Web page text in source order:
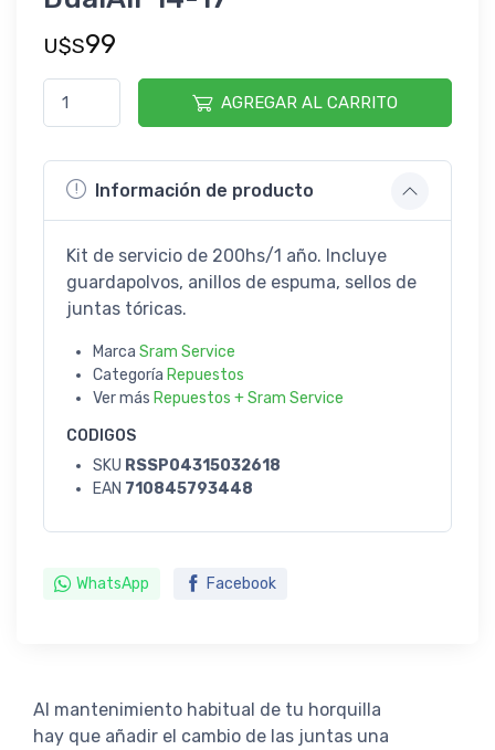
U$S99
AGREGAR AL CARRITO
Información de producto
Kit de servicio de 200hs/1 año. Incluye
guardapolvos, anillos de espuma, sellos de
juntas tóricas.
Marca Sram Service
Categoría Repuestos
Ver más Repuestos + Sram Service
CODIGOS
SKU RSSP04315032618
EAN 710845793448
WhatsApp Facebook
Al mantenimiento habitual de tu horquilla
hay que añadir el cambio de las juntas una